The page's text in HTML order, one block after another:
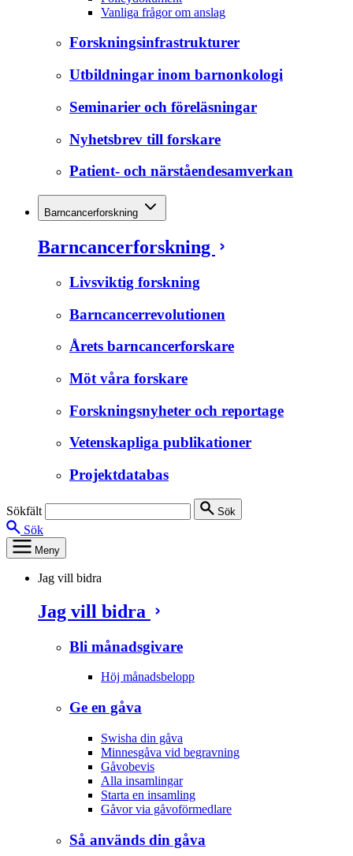
Vanliga frågor om anslag
Forskningsinfrastrukturer
Utbildningar inom barnonkologi
Seminarier och föreläsningar
Nyhetsbrev till forskare
Patient- och närståendesamverkan
Barncancerforskning
Barncancerforskning
Livsviktig forskning
Barncancerrevolutionen
Årets barncancerforskare
Möt våra forskare
Forskningsnyheter och reportage
Vetenskapliga publikationer
Projektdatabas
Sökfält Sök
Sök
Meny
Jag vill bidra
Jag vill bidra
Bli månadsgivare
Höj månadsbelopp
Ge en gåva
Swisha din gåva
Minnesgåva vid begravning
Gåvobevis
Alla insamlingar
Starta en insamling
Gåvor via gåvoförmedlare
Så används din gåva